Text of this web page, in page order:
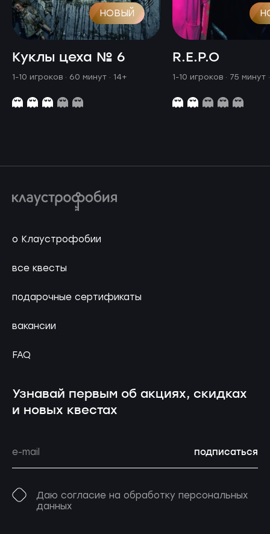
НОВЫЙ
Куклы цеха № 6
1-10 игроков · 60 минут · 14+
R.E.P.O
1-10 игроков · 75 минут
о Клаустрофобии
все квесты
подарочные сертификаты
вакансии
FAQ
Узнавай первым об акциях, скидках
и новых квестах
подписаться
Даю согласие на обработку персональных
данных